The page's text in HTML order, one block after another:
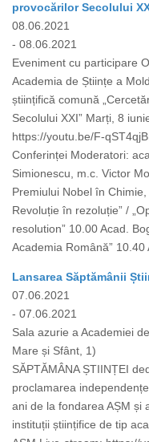
provocărilor Secolului
08.06.2021
- 08.06.2021
Eveniment cu participare
Academia de Științe a
științifică comună
Secolului XXI” Marți, 8
https://youtu.be/F-
Conferinței Moderatori:
Simionescu, m.c. Victor
Premiului Nobel în
Revoluție în rezoluție” /
resolution” 10.00 Acad.
Academia Română” 10.40
Lansarea Săptămânii
07.06.2021
- 07.06.2021
Sala azurie a Academiei
Mare și Sfânt, 1)
SĂPTĂMÂNA ȘTIINȚEI
proclamarea
ani de la fondarea AȘM și
instituții științifice de tip